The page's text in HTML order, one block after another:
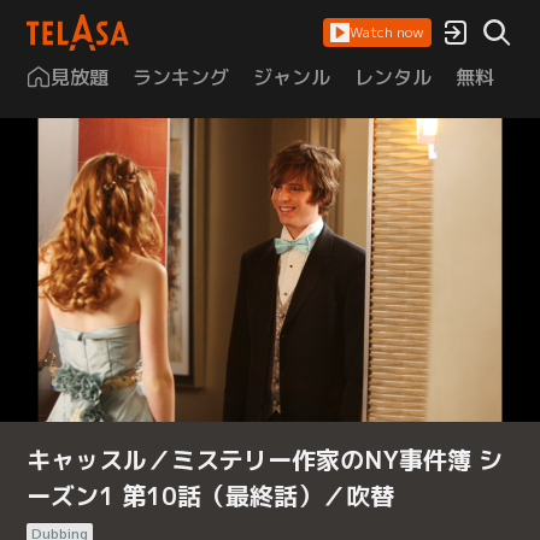
Watch now
見放題 ランキング ジャンル レンタル 無料
キャッスル／ミステリー作家のNY事件簿 シ
ーズン1 第10話（最終話）／吹替
Dubbing